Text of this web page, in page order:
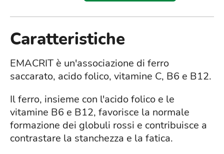
Caratteristiche
EMACRIT è un'associazione di ferro
saccarato, acido folico, vitamine C, B6 e B12.
Il ferro, insieme con l'acido folico e le
vitamine B6 e B12, favorisce la normale
formazione dei globuli rossi e contribuisce a
contrastare la stanchezza e la fatica.